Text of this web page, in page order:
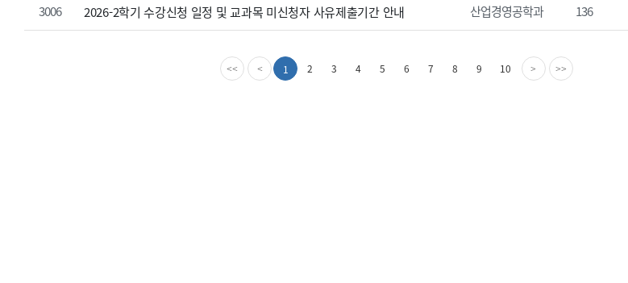
3006 2026-2학기 수강신청 일정 및 교과목 미신청자 사유제출기간 안내 산업경영공학과 136
<< 첫
번
< 이
전
1 2 3 4 5 6 7 8 9 10 > 다
음
>> 마
지